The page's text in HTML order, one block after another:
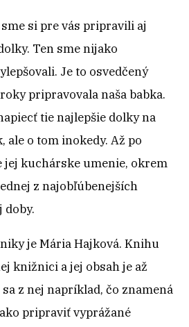
si pre vás pripravili aj
Ten sme nijako
Je to osvedčený
pripravovala naša babka.
tie najlepšie dolky na
ale o tom inokedy. Až po
jej kuchárske umenie, okrem
z najobľúbenejších
je Mária Hajková. Knihu
knižnici a jej obsah je až
z nej napríklad, čo znamená
pripraviť vyprážané